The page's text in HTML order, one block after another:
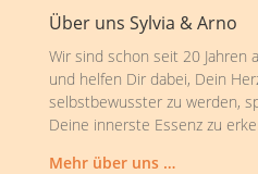
Über uns Sylvia & Arno
Wir sind schon seit 20 Jahren
und helfen Dir dabei, Dein
selbstbewusster zu werden,
Deine innerste Essenz zu
Mehr über uns …